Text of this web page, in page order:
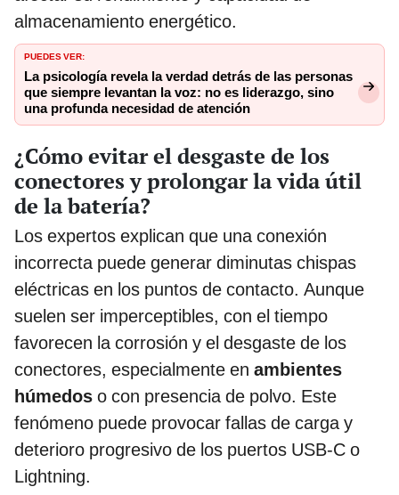
almacenamiento energético.
PUEDES VER:
La psicología revela la verdad detrás de las personas
que siempre levantan la voz: no es liderazgo, sino
una profunda necesidad de atención
¿Cómo evitar el desgaste de los
conectores y prolongar la vida útil
de la batería?
Los expertos explican que una conexión
incorrecta puede generar diminutas chispas
eléctricas en los puntos de contacto. Aunque
suelen ser imperceptibles, con el tiempo
favorecen la corrosión y el desgaste de los
conectores, especialmente en ambientes
húmedos o con presencia de polvo. Este
fenómeno puede provocar fallas de carga y
deterioro progresivo de los puertos USB-C o
Lightning.